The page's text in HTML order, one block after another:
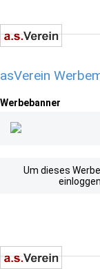
asVerein
Werbebanner
Um dieses